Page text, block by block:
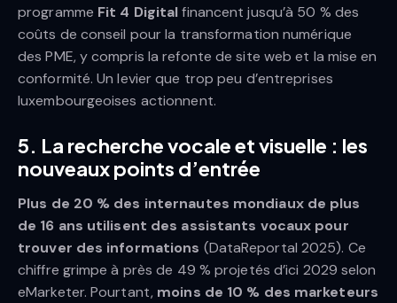
programme Fit 4 Digitalfinancent jusqu’à 50 % des
coûts de conseil pour la transformation numérique
des PME, y compris la refonte de site web et la mise en
conformité. Un levier que trop peu d’entreprises
luxembourgeoises actionnent.
5. La recherche vocale et visuelle : les
nouveaux points d’entrée
Plus de 20 % des internautes mondiaux de plus
de 16 ans utilisent des assistants vocaux pour
trouver des informations (DataReportal 2025). Ce
chiffre grimpe à près de 49 % projetés d’ici 2029 selon
eMarketer. Pourtant, moins de 10 % des marketeurs